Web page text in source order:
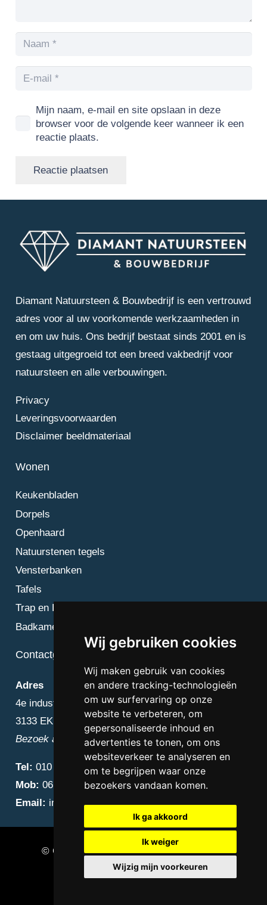
Wij gebruiken cookies
Wij maken gebruik van cookies
en andere tracking-technologieën
om uw surfervaring op onze
website te verbeteren, om
gepersonaliseerde inhoud en
advertenties te tonen, om ons
websiteverkeer te analyseren en
om te begrijpen waar onze
bezoekers vandaan komen.
Ik ga akkoord
Ik weiger
Wijzig mijn voorkeuren
Mijn naam, e-mail en site opslaan in deze
browser voor de volgende keer wanneer ik een
reactie plaats.
Reactie plaatsen
Diamant Natuursteen & Bouwbedrijf is een vertrouwd
adres voor al uw voorkomende werkzaamheden in
en om uw huis. Ons bedrijf bestaat sinds 2001 en is
gestaag uitgegroeid tot een breed vakbedrijf voor
natuursteen en alle verbouwingen.
Privacy
Leveringsvoorwaarden
Disclaimer beeldmateriaal
Wonen
Keukenbladen
Dorpels
Openhaard
Natuurstenen tegels
Vensterbanken
Tafels
Trap en Bordes
Badkamer
Contactgegevens
Adres
4e industriestraat 25
3133 EK Vlaardingen
Bezoek alleen op afspraak
Tel: 010 – 223 3759
Mob: 06 – 4838 1000
Email: info@diamantnatuursteen.nl
© Copyright 2026 Diamant Natuursteen –
Natuursteen bedrijf Vlaardingen